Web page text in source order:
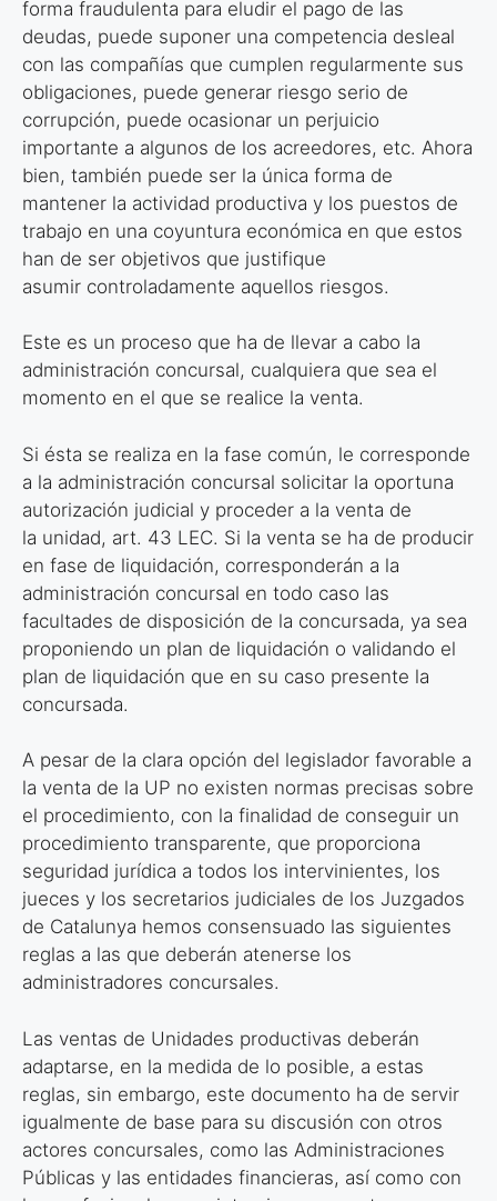
forma fraudulenta para eludir el pago de las
deudas, puede suponer una competencia desleal
con las compañías que cumplen regularmente sus
obligaciones, puede generar riesgo serio de
corrupción, puede ocasionar un perjuicio
importante a algunos de los acreedores, etc. Ahora
bien, también puede ser la única forma de
mantener la actividad productiva y los puestos de
trabajo en una coyuntura económica en que estos
han de ser objetivos que justifique
asumir controladamente aquellos riesgos.
Este es un proceso que ha de llevar a cabo la
administración concursal, cualquiera que sea el
momento en el que se realice la venta.
Si ésta se realiza en la fase común, le corresponde
a la administración concursal solicitar la oportuna
autorización judicial y proceder a la venta de
la unidad, art. 43 LEC. Si la venta se ha de producir
en fase de liquidación, corresponderán a la
administración concursal en todo caso las
facultades de disposición de la concursada, ya sea
proponiendo un plan de liquidación o validando el
plan de liquidación que en su caso presente la
concursada.
A pesar de la clara opción del legislador favorable a
la venta de la UP no existen normas precisas sobre
el procedimiento, con la finalidad de conseguir un
procedimiento transparente, que proporciona
seguridad jurídica a todos los intervinientes, los
jueces y los secretarios judiciales de los Juzgados
de Catalunya hemos consensuado las siguientes
reglas a las que deberán atenerse los
administradores concursales.
Las ventas de Unidades productivas deberán
adaptarse, en la medida de lo posible, a estas
reglas, sin embargo, este documento ha de servir
igualmente de base para su discusión con otros
actores concursales, como las Administraciones
Públicas y las entidades financieras, así como con